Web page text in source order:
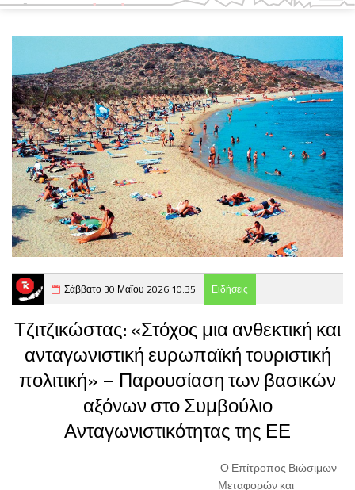
Σάββατο 30 Μαΐου 2026 10:35 Ειδήσεις
Τζιτζικώστας: «Στόχος μια ανθεκτική και
ανταγωνιστική ευρωπαϊκή τουριστική
πολιτική» – Παρουσίαση των βασικών
αξόνων στο Συμβούλιο
Ανταγωνιστικότητας της ΕΕ
Ο Επίτροπος Βιώσιμων
Μεταφορών και